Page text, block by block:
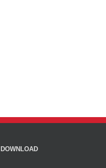
DOWNLOAD